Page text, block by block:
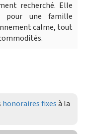
recherché. Elle
pour une famille
calme, tout
honoraires fixesà la